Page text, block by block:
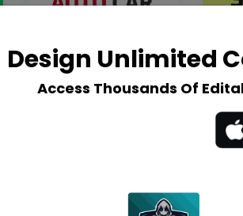
Design Unlimited
Access Thousands Of